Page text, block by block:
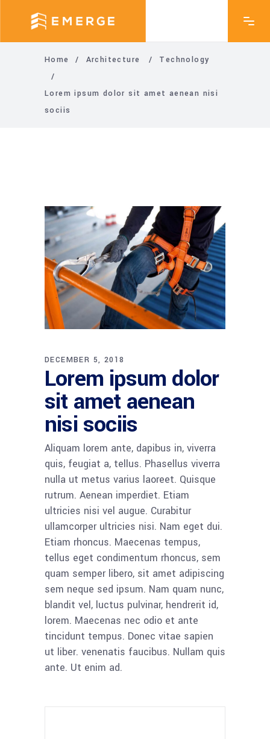
Home / Architecture / Technology
/
Lorem ipsum dolor sit amet aenean nisi
sociis
DECEMBER 5, 2018
Lorem ipsum dolor
sit amet aenean
nisi sociis
Aliquam lorem ante, dapibus in, viverra
quis, feugiat a, tellus. Phasellus viverra
nulla ut metus varius laoreet. Quisque
rutrum. Aenean imperdiet. Etiam
ultricies nisi vel augue. Curabitur
ullamcorper ultricies nisi. Nam eget dui.
Etiam rhoncus. Maecenas tempus,
tellus eget condimentum rhoncus, sem
quam semper libero, sit amet adipiscing
sem neque sed ipsum. Nam quam nunc,
blandit vel, luctus pulvinar, hendrerit id,
lorem. Maecenas nec odio et ante
tincidunt tempus. Donec vitae sapien
ut liber. venenatis faucibus. Nullam quis
ante. Ut enim ad.